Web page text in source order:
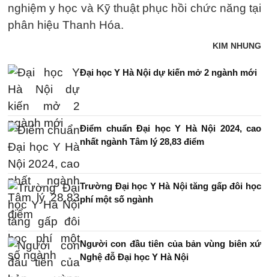
nghiệm y học và Kỹ thuật phục hồi chức năng tại
phân hiệu Thanh Hóa.
KIM NHUNG
Đại học Y Hà Nội dự kiến mở 2 ngành mới
Điểm chuẩn Đại học Y Hà Nội 2024, cao
nhất ngành Tâm lý 28,83 điểm
Trường Đại học Y Hà Nội tăng gấp đôi học
phí một số ngành
Người con đầu tiên của bản vùng biên xứ
Nghệ đỗ Đại học Y Hà Nội